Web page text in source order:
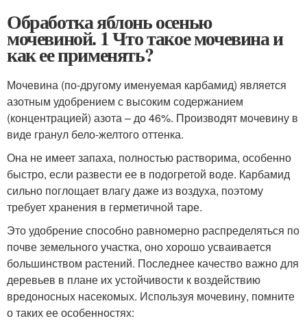
Обработка яблонь осенью
мочевиной. 1 Что такое мочевина и
как ее применять?
Мочевина (по-другому именуемая карбамид) является
азотным удобрением с высоким содержанием
(концентрацией) азота – до 46%. Производят мочевину в
виде гранул бело-желтого оттенка.
Она не имеет запаха, полностью растворима, особенно
быстро, если развести ее в подогретой воде. Карбамид
сильно поглощает влагу даже из воздуха, поэтому
требует хранения в герметичной таре.
Это удобрение способно равномерно распределяться по
почве земельного участка, оно хорошо усваивается
большинством растений. Последнее качество важно для
деревьев в плане их устойчивости к воздействию
вредоносных насекомых. Используя мочевину, помните
о таких ее особенностях: